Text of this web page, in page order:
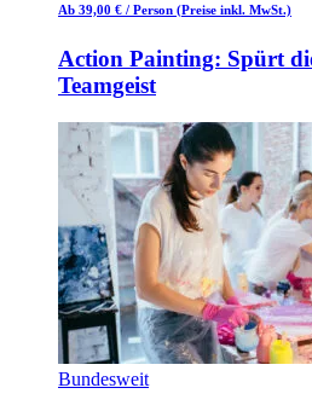
Ab 39,00 € / Person (Preise inkl. MwSt.)
Action Painting: Spürt
Teamgeist
Bundesweit